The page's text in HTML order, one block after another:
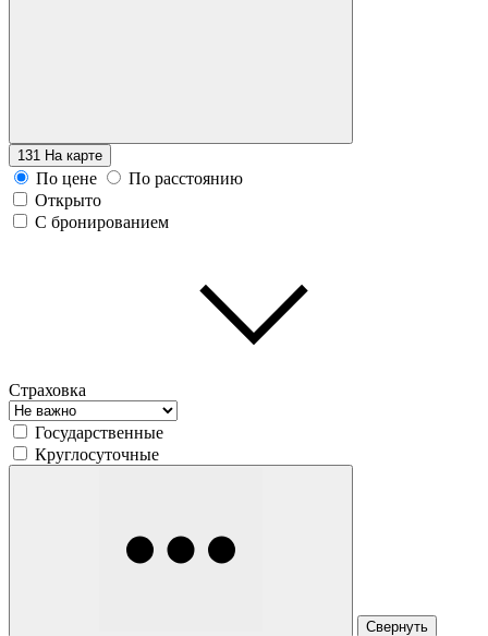
131 На карте
По цене
По расстоянию
Открыто
С бронированием
Страховка
Государственные
Круглосуточные
Свернуть